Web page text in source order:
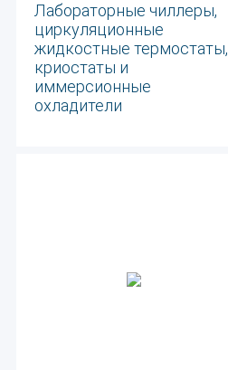
Лабораторные чиллеры,
циркуляционные
жидкостные термостаты,
криостаты и
иммерсионные
охладители